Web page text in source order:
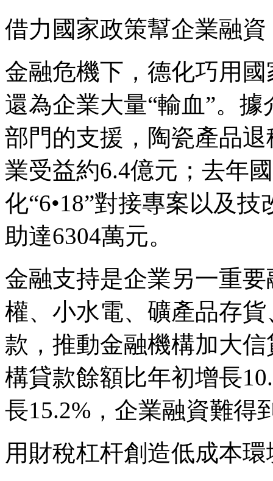
借力國家政策幫企業融資
金融危機下，德化巧用
還為企業大量“輸血”。
部門的支援，陶瓷產品
業受益約6.4億元；去年
化“6•18”對接專案以及
助達6304萬元。
金融支持是企業另一重
權、小水電、礦產品存
款，推動金融機構加大
構貸款餘額比年初增長
長15.2%，企業融資難得
用財稅杠杆創造低成本環